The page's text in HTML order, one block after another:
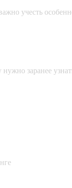
учесть
заранее